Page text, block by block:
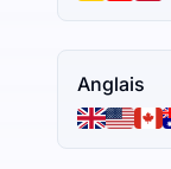
Anglais